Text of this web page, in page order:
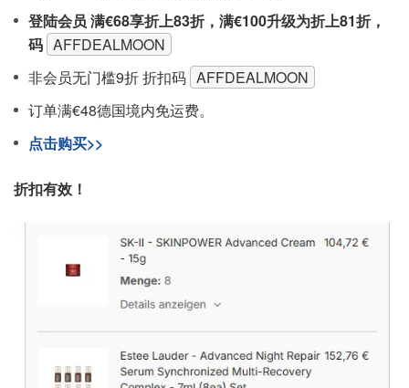
登陆会员 满€68享折上83折，满€100升级为折上81折，
码 AFFDEALMOON
非会员无门槛9折 折扣码 AFFDEALMOON
订单满€48德国境内免运费。
点击购买>>
折扣有效！